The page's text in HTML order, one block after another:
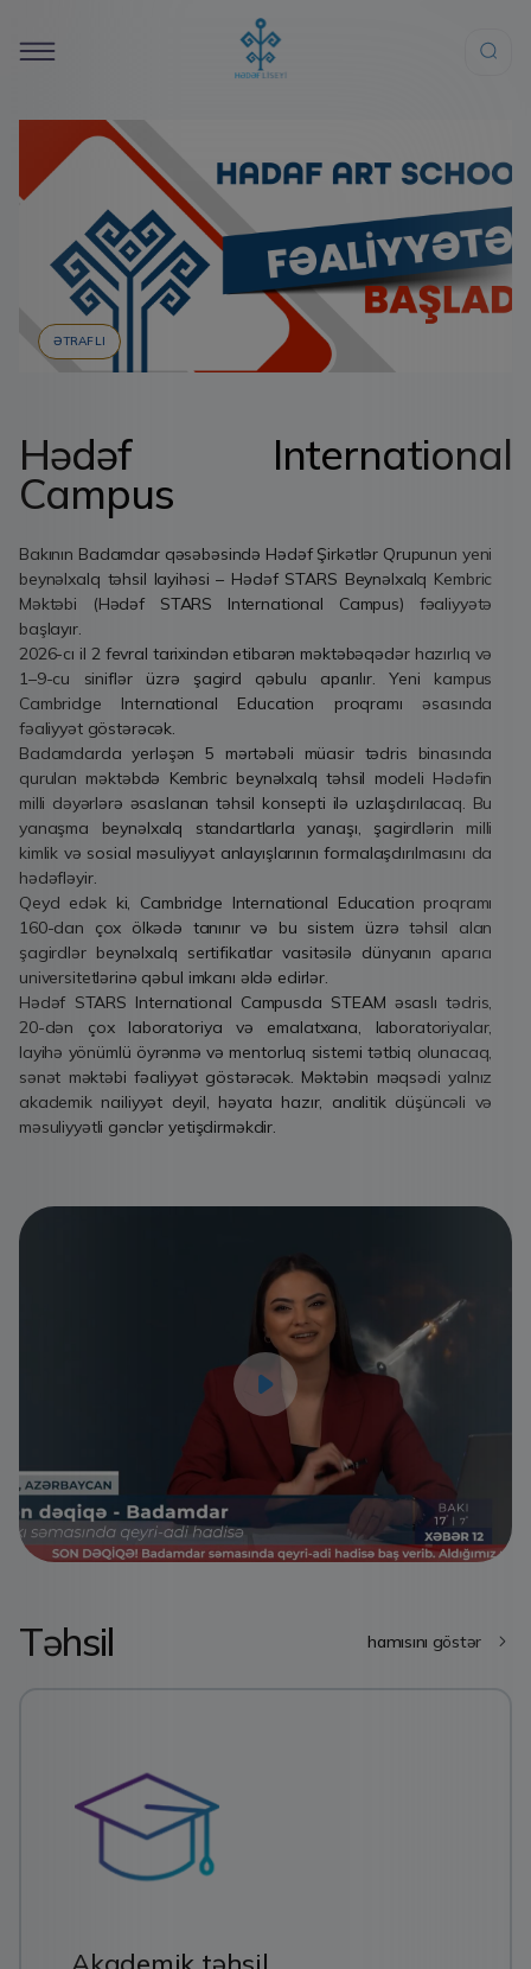
ƏTRAFLI
Hədəf International
Campus
Bakının Badamdar qəsəbəsində Hədəf Şirkətlər Qrupunun yeni
beynəlxalq təhsil layihəsi – Hədəf STARS Beynəlxalq Kembric
Məktəbi (Hədəf STARS International Campus) fəaliyyətə
başlayır.
2026-cı il 2 fevral tarixindən etibarən məktəbəqədər hazırlıq və
1–9-cu siniflər üzrə şagird qəbulu aparılır. Yeni kampus
Cambridge International Education proqramı əsasında
fəaliyyət göstərəcək.
Badamdarda yerləşən 5 mərtəbəli müasir tədris binasında
qurulan məktəbdə Kembric beynəlxalq təhsil modeli Hədəfin
milli dəyərlərə əsaslanan təhsil konsepti ilə uzlaşdırılacaq. Bu
yanaşma beynəlxalq standartlarla yanaşı, şagirdlərin milli
kimlik və sosial məsuliyyət anlayışlarının formalaşdırılmasını da
hədəfləyir.
Qeyd edək ki, Cambridge International Education proqramı
160-dan çox ölkədə tanınır və bu sistem üzrə təhsil alan
şagirdlər beynəlxalq sertifikatlar vasitəsilə dünyanın aparıcı
universitetlərinə qəbul imkanı əldə edirlər.
Hədəf STARS International Campusda STEAM əsaslı tədris,
20-dən çox laboratoriya və emalatxana, laboratoriyalar,
layihə yönümlü öyrənmə və mentorluq sistemi tətbiq olunacaq,
sənət məktəbi fəaliyyət göstərəcək. Məktəbin məqsədi yalnız
akademik nailiyyət deyil, həyata hazır, analitik düşüncəli və
məsuliyyətli gənclər yetişdirməkdir.
Təhsil hamısını göstər